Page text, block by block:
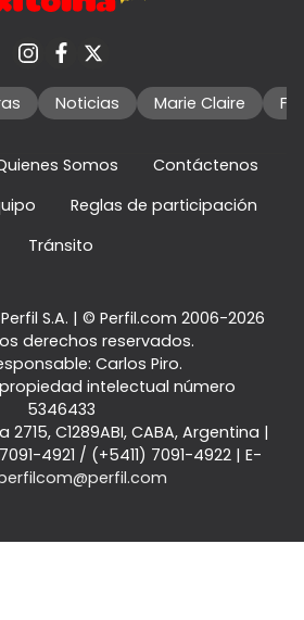
Noticias Marie Claire
Somos
Contáctenos
Reglas de participación
Tránsito
S.A. | © Perfil.com 2006-2026
derechos reservados.
Carlos Piro.
intelectual número
5346433
2715, C1289ABI, CABA, Argentina |
4921 / (+5411) 7091-4922| E-